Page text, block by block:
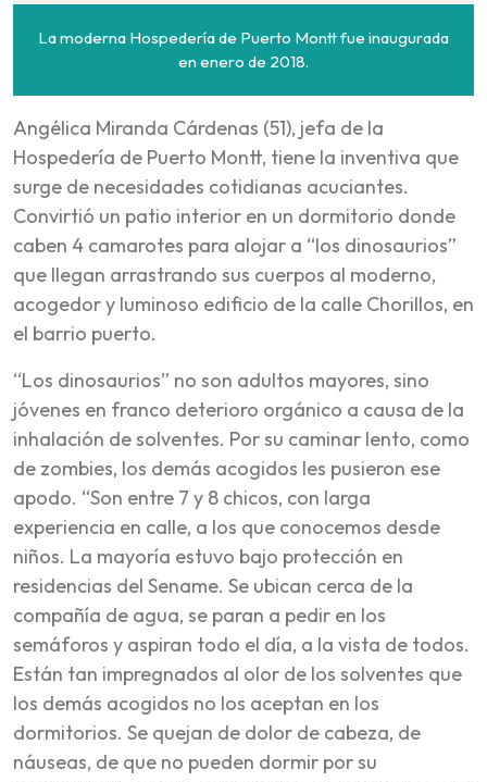
La moderna Hospedería de Puerto Montt fue inaugurada
en enero de 2018.
Angélica Miranda Cárdenas (51), jefa de la
Hospedería de Puerto Montt, tiene la inventiva que
surge de necesidades cotidianas acuciantes.
Convirtió un patio interior en un dormitorio donde
caben 4 camarotes para alojar a “los dinosaurios”
que llegan arrastrando sus cuerpos al moderno,
acogedor y luminoso edificio de la calle Chorillos, en
el barrio puerto.
“Los dinosaurios” no son adultos mayores, sino
jóvenes en franco deterioro orgánico a causa de la
inhalación de solventes. Por su caminar lento, como
de zombies, los demás acogidos les pusieron ese
apodo. “Son entre 7 y 8 chicos, con larga
experiencia en calle, a los que conocemos desde
niños. La mayoría estuvo bajo protección en
residencias del Sename. Se ubican cerca de la
compañía de agua, se paran a pedir en los
semáforos y aspiran todo el día, a la vista de todos.
Están tan impregnados al olor de los solventes que
los demás acogidos no los aceptan en los
dormitorios. Se quejan de dolor de cabeza, de
náuseas, de que no pueden dormir por su